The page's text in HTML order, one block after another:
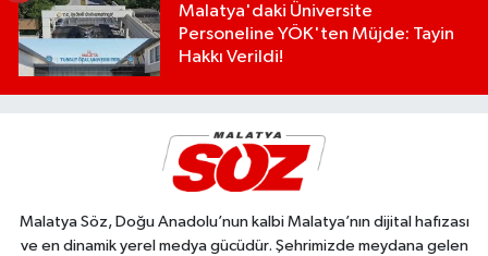
Malatya'daki Üniversite
Personeline YÖK'ten Müjde: Tayin
Hakkı Verildi!
Malatya Söz, Doğu Anadolu’nun kalbi Malatya’nın dijital hafızası
ve en dinamik yerel medya gücüdür. Şehrimizde meydana gelen